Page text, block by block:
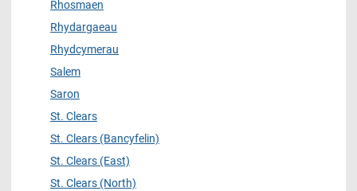
Rhosmaen
Rhydargaeau
Rhydcymerau
Salem
Saron
St. Clears
St. Clears (Bancyfelin)
St. Clears (East)
St. Clears (North)